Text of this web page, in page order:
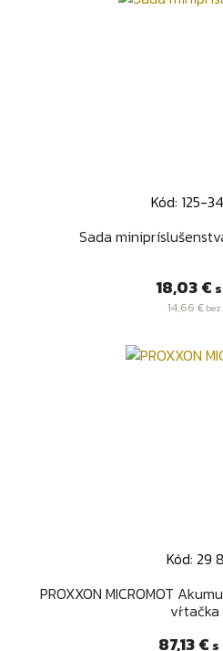
Kód: 125-
Sada
Cena
18,03 €
14,66 €bez
Kód: 29
PROXXON MICROMOT
vŕtačka
Cena
87,13 € s